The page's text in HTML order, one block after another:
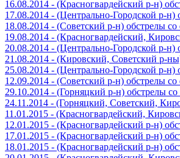
16.08.2014 - (Красногвардейский р-н)
17.08.2014 - (Центрально-Городской р-
18.08.2014 - (Советский р-н) обстрелы
19.08.2014 - (Красногвардейский,
20.08.2014 - (Центрально-Городской р-
21.08.2014 - (Кировский, Советский р-
25.08.2014 - (Центрально-Городской р-
12.09.2014 - (Советский р-н) обстрелы
29.10.2014 - (Горняцкий р-н) обстрелы
24.11.2014 - (Горняцкий, Советский,
11.01.2015 - (Красногвардейский,
12.01.2015 - (Красногвардейский р-н)
17.01.2015 - (Красногвардейский р-н)
18.01.2015 - (Красногвардейский р-н)